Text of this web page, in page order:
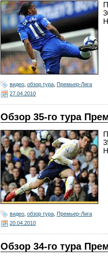
видео обзор тура Премьер-Лига
27.04.2010
Обзор 35-го тура
видео обзор тура Премьер-Лига
20.04.2010
Обзор 34-го тура